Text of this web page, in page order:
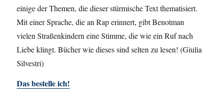
einige der Themen, die dieser stürmische Text thematisiert.
Mit einer Sprache, die an Rap erinnert, gibt Benotman
vielen Straßenkindern eine Stimme, die wie ein Ruf nach
Liebe klingt. Bücher wie dieses sind selten zu lesen! (Giulia
Silvestri)
Das bestelle ich!